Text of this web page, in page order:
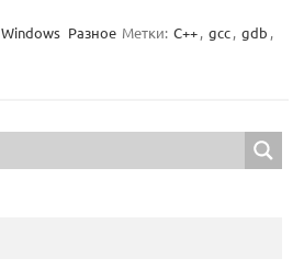
Windows Разное Метки: C++, gcc, gdb ,